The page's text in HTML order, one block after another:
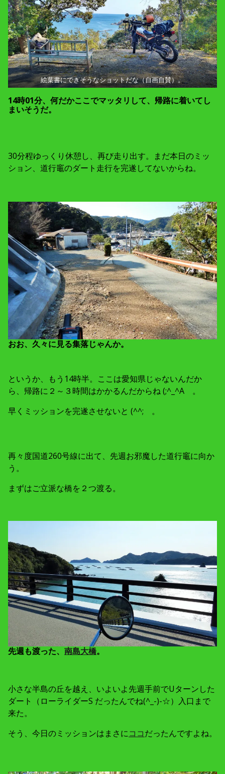
絵葉書にできそうなショットだな（自画自賛）。
14時01分、何だかここでマッタリして、帰路に着いてし
まいそうだ。
30分程ゆっくり休憩し、再び走り出す。まだ本日のミッ
ション、道行竈のダート走行を完遂してないからね。
おお、久々に見る集落じゃんか。
というか、もう14時半。ここは愛知県じゃないんだか
ら、帰路に２～３時間はかかるんだからね (;^_^A 。
早くミッションを完遂させないと (^^; 。
再々度国道260号線に出て、先週お邪魔した道行竈に向か
う。
まずはご立派な橋を２つ渡る。
先週も渡った、 南島大橋。
小さな半島の丘を越え、いよいよ先週手前でUターンした
ダート（ローライダーS だったんでね(^_-)-☆）入口まで
来た。
そう、今日のミッションはまさにココだったんですよね。